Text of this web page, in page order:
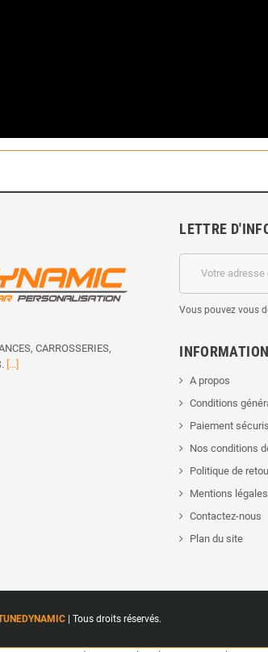
CARROSSERIES,
[...]
LETTRE
Vous pouvez vous
INFORMATION
A propos
Conditions
Paiement
Nos conditions
Politique de
Mentions légales
Contactez-nous
Plan du site
| Tous droits réservés.